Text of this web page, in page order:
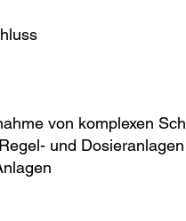
von komplexen
und Dosieranlagen